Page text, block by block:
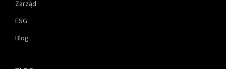
Zarząd
ESG
Blog